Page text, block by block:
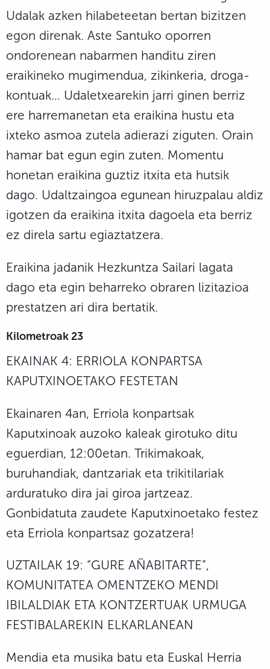
Udalak azken hilabeteetan bertan bizitzen
egon direnak. Aste Santuko oporren
ondorenean nabarmen handitu ziren
eraikineko mugimendua, zikinkeria, droga-
kontuak… Udaletxearekin jarri ginen berriz
ere harremanetan eta eraikina hustu eta
ixteko asmoa zutela adierazi ziguten. Orain
hamar bat egun egin zuten. Momentu
honetan eraikina guztiz itxita eta hutsik
dago. Udaltzaingoa egunean hiruzpalau aldiz
igotzen da eraikina itxita dagoela eta berriz
ez direla sartu egiaztatzera.
Eraikina jadanik Hezkuntza Sailari lagata
dago eta egin beharreko obraren lizitazioa
prestatzen ari dira bertatik.
Kilometroak 23
EKAINAK 4: ERRIOLA KONPARTSA
KAPUTXINOETAKO FESTETAN
Ekainaren 4an, Erriola konpartsak
Kaputxinoak auzoko kaleak girotuko ditu
eguerdian, 12:00etan. Trikimakoak,
buruhandiak, dantzariak eta trikitilariak
arduratuko dira jai giroa jartzeaz.
Gonbidatuta zaudete Kaputxinoetako festez
eta Erriola konpartsaz gozatzera!
UZTAILAK 19: “GURE AÑABITARTE”,
KOMUNITATEA OMENTZEKO MENDI
IBILALDIAK ETA KONTZERTUAK URMUGA
FESTIBALAREKIN ELKARLANEAN
Mendia eta musika batu eta Euskal Herria